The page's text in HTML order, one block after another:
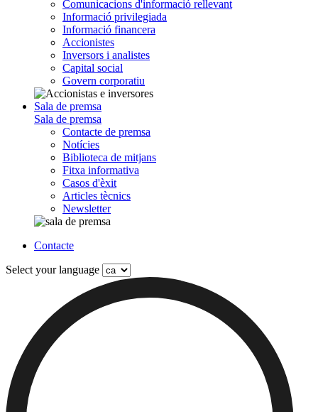
Comunicacions d'informació rellevant
Informació privilegiada
Informació financera
Accionistes
Inversors i analistes
Capital social
Govern corporatiu
Sala de premsa
Sala de premsa
Contacte de premsa
Notícies
Biblioteca de mitjans
Fitxa informativa
Casos d'èxit
Articles tècnics
Newsletter
Contacte
Select your language